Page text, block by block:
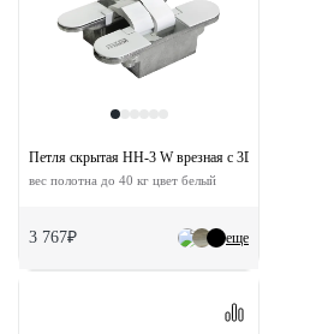
еще
Петля скрытая HH-3 W врезная с 3D-регулировкой
вес полотна до 40 кг цвет белый
3 767₽